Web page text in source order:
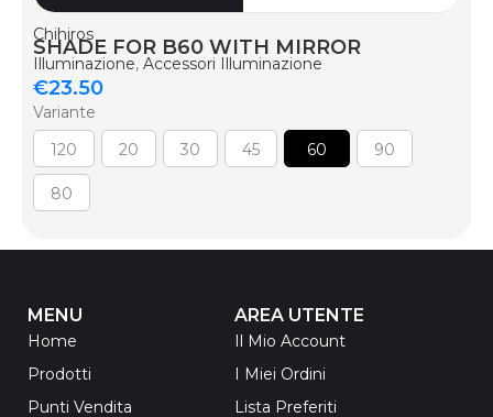
Chihiros
SHADE FOR B60 WITH MIRROR
Illuminazione, Accessori Illuminazione
€23.50
Variante
120
20 30 45 60 90
80
MENU
Home
Prodotti
Punti Vendita
AREA UTENTE
Il Mio Account
I Miei Ordini
Lista Preferiti